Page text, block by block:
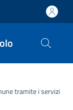
tramite i servizi